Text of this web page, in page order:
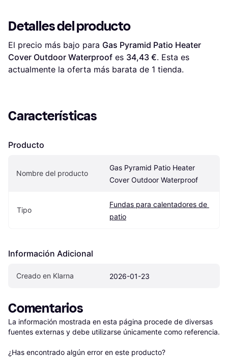
Detalles del producto
El precio más bajo para Gas Pyramid Patio Heater
Cover Outdoor Waterproof es 34,43 €. Esta es
actualmente la oferta más barata de 1 tienda.
Características
Producto
Nombre del producto
Gas Pyramid Patio Heater
Cover Outdoor Waterproof
Tipo
Fundas para calentadores de
patio
Información Adicional
Creado en Klarna 2026-01-23
Comentarios
La información mostrada en esta página procede de diversas
fuentes externas y debe utilizarse únicamente como referencia.
¿Has encontrado algún error en este producto?